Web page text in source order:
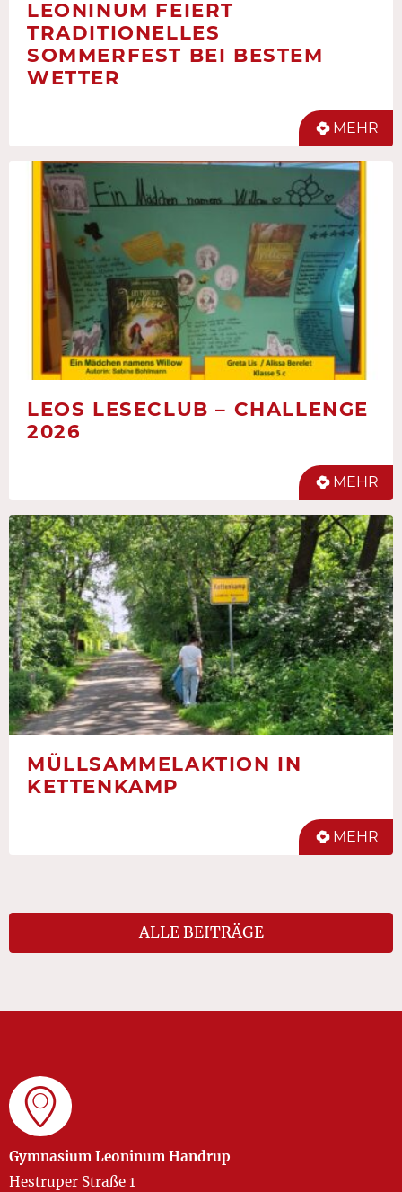
LEONINUM FEIERT
TRADITIONELLES
SOMMERFEST BEI BESTEM
WETTER
MEHR
LEOS LESECLUB – CHALLENGE
2026
MEHR
MÜLLSAMMELAKTION IN
KETTENKAMP
MEHR
ALLE BEITRÄGE
Gymnasium Leoninum Handrup
Hestruper Straße 1